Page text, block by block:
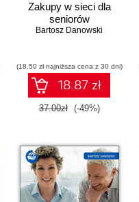
Zakupy w sieci dla
seniorów
Bartosz Danowski
(18,50 zł najniższa cena z 30 dni)
18.87 zł
37.00zł (-49%)